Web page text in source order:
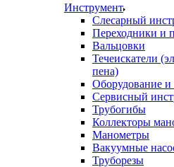
Инструмент
Слесарный
Переходники и
Вальцовки
Течеискатели
пена)
Оборудование и
Сервисный
Трубогибы
Коллекторы
Манометры
Вакуумные
Труборезы